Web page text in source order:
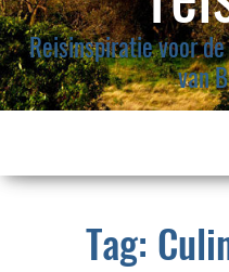
Reisinspiratie voor
van
Tag: